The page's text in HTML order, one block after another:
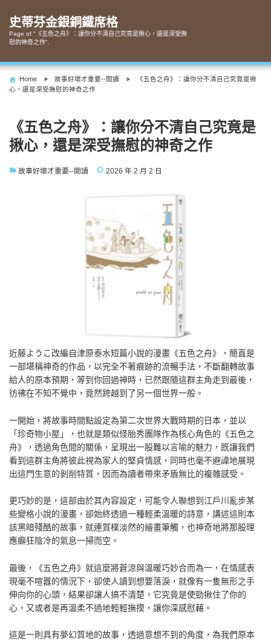
content
史蒂芬金銀銅鐵席格
Page of "《五色之舟》：讓你分不清自己究竟是揪心，還是深受撫
慰的神奇之作".
Home 故事好壞才重要--閱讀
《五色之舟》：讓你分不清自己究竟是揪
心，還是深受撫慰的神奇之作
《五色之舟》：讓你分不清自己究竟是
揪心，還是深受撫慰的神奇之作
故事好壞才重要--閱讀 2026 年 2 月 2 日
近藤ようこ改編自津原泰水短篇小說的漫畫《五色之舟》，簡直是
一部堪稱神奇的作品，以完全不著痕跡的流暢手法，不斷翻轉故事
給人的原本預期，等到你回過神時，已然跟隨這群主角走到最後，
彷彿在不知不覺中，竟然跨越到了另一個世界一般。
一開始，將故事時間點設定為第二次世界大戰時期的日本，並以
「珍奇物小屋」，也就是類似怪胎秀團隊作為核心角色的《五色之
舟》，透過角色間的關係，呈現出一股難以言喻的魅力，既讓我們
看到這群主角將彼此視為家人的堅貞情感，同時也毫不避諱地展現
出這門生意的剝削特質，因而為讀者帶來矛盾無比的複雜感受。
更巧妙的是，這部由於其內容設定，可能令人聯想到江戶川亂步某
些變格小說的漫畫，卻始終透過一種輕柔溫暖的詩意，講述這則本
該黑暗殘酷的故事，就連質樸淡然的繪畫筆觸，也神奇地將那股理
應癲狂陰冷的氣息一掃而空。
最後，《五色之舟》就這麼將蒼涼與溫暖巧妙合而為一，在情感表
現毫不喧囂的情況下，卻使人讀到想要落淚，就像有一隻無形之手
伸向你的心頭，結果卻讓人搞不清楚，它究竟是使勁揪住了你的
心，又或者是再溫柔不過地輕輕撫摸，讓你深感慰藉。
這是一則具有夢幻質地的故事，透過意想不到的角度，為我們原本